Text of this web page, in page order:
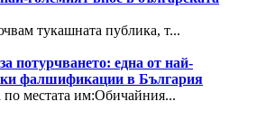
тукашната публика, т...
потурчването: една от най-
фалшификации в България
по местата им:Обичайния...